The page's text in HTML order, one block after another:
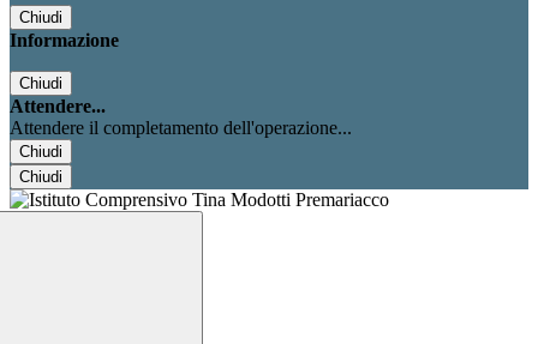
Chiudi
Informazione
Chiudi
Attendere...
Attendere il completamento dell'operazione...
Chiudi
Chiudi